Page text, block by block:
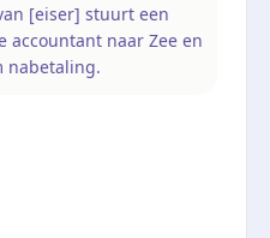
[eiser] stuurt een
accountant naar Zee en
nabetaling.